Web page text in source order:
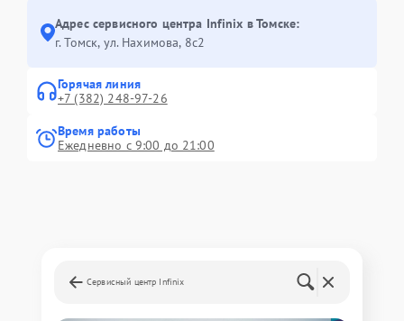
Адрес сервисного центра Infinix в Томске:
г. Томск, ул. Нахимова, 8с2
Горячая линия
+7 (382) 248-97-26
Время работы
Ежедневно с 9:00 до 21:00
Сервисный центр Infinix